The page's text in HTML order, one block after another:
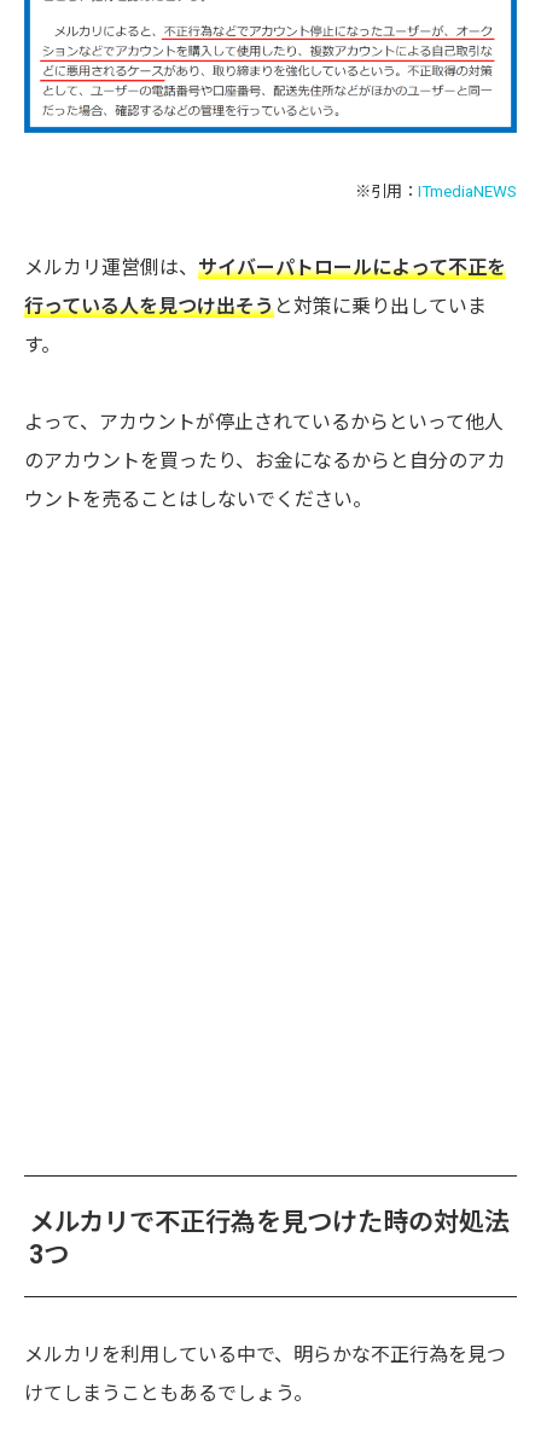
※引用： ITmediaNEWS
メルカリ運営側は、 サイバーパトロールによって不正を
行っている人を見つけ出そうと対策に乗り出していま
す。
よって、アカウントが停止されているからといって他人
のアカウントを買ったり、お金になるからと自分のアカ
ウントを売ることはしないでください。
メルカリで不正行為を見つけた時の対処法
3つ
メルカリを利用している中で、明らかな不正行為を見つ
けてしまうこともあるでしょう。